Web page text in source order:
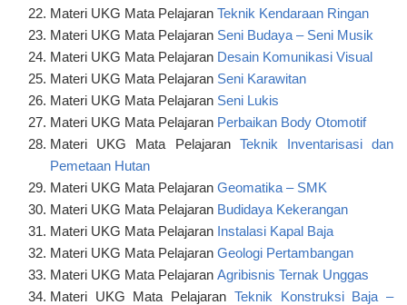
Materi UKG Mata Pelajaran Teknik Kendaraan Ringan
Materi UKG Mata Pelajaran Seni Budaya – Seni Musik
Materi UKG Mata Pelajaran Desain Komunikasi Visual
Materi UKG Mata Pelajaran Seni Karawitan
Materi UKG Mata Pelajaran Seni Lukis
Materi UKG Mata Pelajaran Perbaikan Body Otomotif
Materi UKG Mata Pelajaran Teknik Inventarisasi dan
Pemetaan Hutan
Materi UKG Mata Pelajaran Geomatika – SMK
Materi UKG Mata Pelajaran Budidaya Kekerangan
Materi UKG Mata Pelajaran Instalasi Kapal Baja
Materi UKG Mata Pelajaran Geologi Pertambangan
Materi UKG Mata Pelajaran Agribisnis Ternak Unggas
Materi UKG Mata Pelajaran Teknik Konstruksi Baja –